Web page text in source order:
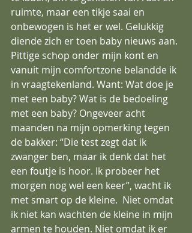
ruimte, maar een tikje saai en
onbewogen is het er wel. Gelukkig
diende zich er toen baby nieuws aan.
Pittige schop onder mijn kont en
vanuit mijn comfortzone belandde ik
in vraagtekenland. Want: Wat doe je
met een baby? Wat is de bedoeling
met een baby? Ongeveer acht
maanden na mijn opmerking tegen
de bakker: “Die test zegt dat ik
zwanger ben, maar ik denk dat het
een foutje is hoor. Ik probeer het
morgen nog wel een keer”, wacht ik
met smart op de kleine.  Niet omdat
ik niet kan wachten de kleine in mijn
armen te houden. Niet omdat ik er